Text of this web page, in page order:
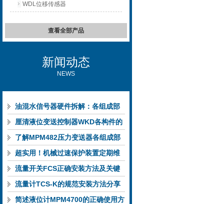
WDL位移传感器
查看全部产品
新闻动态
NEWS
油混水信号器硬件拆解：各组成部
件的功能特点与性能指标
厘清液位变送控制器WKD各构件的
功能特性稳定完成液位监测
了解MPM482压力变送器各组成部
件功能特点有助于提升选型合理性
超实用！机械过速保护装置定期维
护保养方法大汇总
流量开关FCS正确安装方法及关键
要点专业分享
流量计TCS-K的规范安装方法分享
简述液位计MPM4700的正确使用方